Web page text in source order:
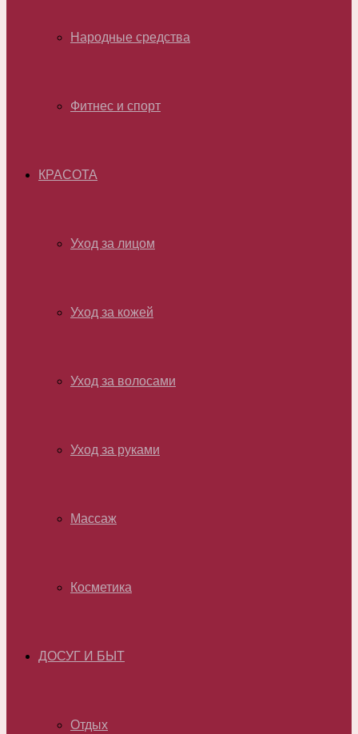
Народные средства
Фитнес и спорт
КРАСОТА
Уход за лицом
Уход за кожей
Уход за волосами
Уход за руками
Массаж
Косметика
ДОСУГ И БЫТ
Отдых